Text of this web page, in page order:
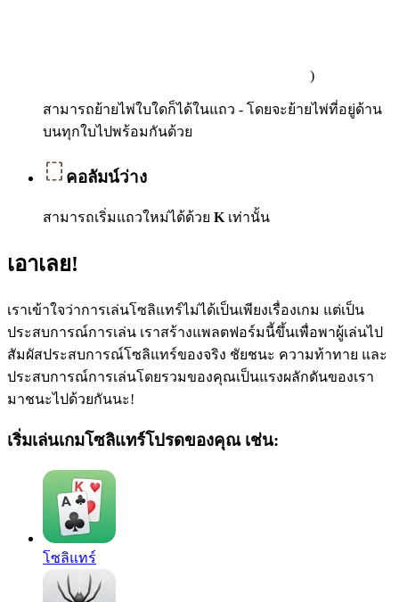
)
สามารถย้ายไพ่ใบใดก็ได้ในแถว - โดยจะย้ายไพ่ที่อยู่ด้าน
บนทุกใบไปพร้อมกันด้วย
คอลัมน์ว่าง
สามารถเริ่มแถวใหม่ได้ด้วย K เท่านั้น
เอาเลย!
เราเข้าใจว่าการเล่นโซลิแทร์ไม่ได้เป็นเพียงเรื่องเกม แต่เป็น
ประสบการณ์การเล่น เราสร้างแพลตฟอร์มนี้ขึ้นเพื่อพาผู้เล่นไป
สัมผัสประสบการณ์โซลิแทร์ของจริง ชัยชนะ ความท้าทาย และ
ประสบการณ์การเล่นโดยรวมของคุณเป็นแรงผลักดันของเรา
มาชนะไปด้วยกันนะ!
เริ่มเล่นเกมโซลิแทร์โปรดของคุณ เช่น:
โซลิแทร์